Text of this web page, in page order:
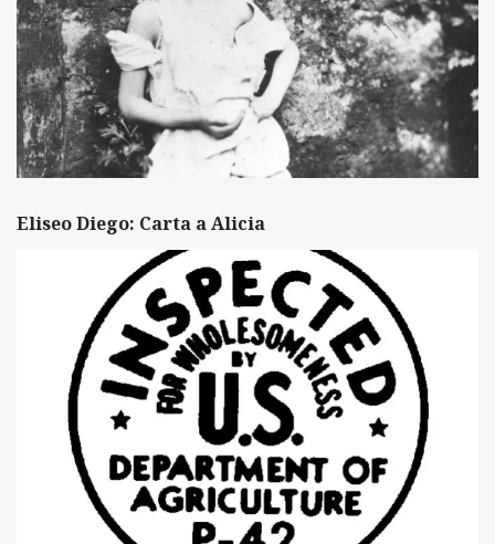
Eliseo Diego: Carta a Alicia